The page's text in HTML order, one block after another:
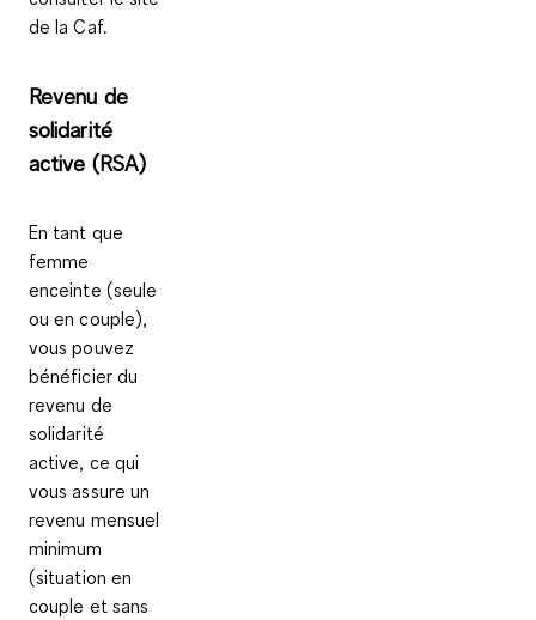
de la Caf.
Revenu de
solidarité
active (RSA)
En tant que
femme
enceinte (seule
ou en couple),
vous pouvez
bénéficier du
revenu de
solidarité
active, ce qui
vous assure un
revenu mensuel
minimum
(situation en
couple et sans